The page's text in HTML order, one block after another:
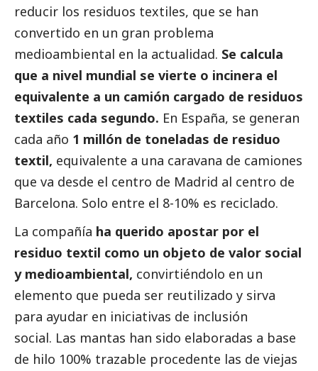
reducir los residuos textiles, que se han
convertido en un gran problema
medioambiental en la actualidad. Se calcula
que a nivel mundial se vierte o incinera el
equivalente a un camión cargado de residuos
textiles cada segundo. En España, se generan
cada año 1 millón de toneladas de residuo
textil, equivalente a una caravana de camiones
que va desde el centro de Madrid al centro de
Barcelona. Solo entre el 8-10% es reciclado.
La compañía ha querido apostar por el
residuo textil como un objeto de valor social
y medioambiental, convirtiéndolo en un
elemento que pueda ser reutilizado y sirva
para ayudar en iniciativas de inclusión
social. Las mantas han sido elaboradas a base
de hilo 100% trazable procedente las de viejas